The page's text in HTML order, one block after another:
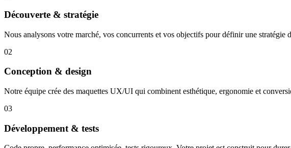
Découverte & stratégie
Nous analysons votre marché, vos concurrents et vos objectifs pour définir une stratégie
02
Conception & design
Notre équipe crée des maquettes UX/UI qui combinent esthétique, ergonomie et
03
Développement & tests